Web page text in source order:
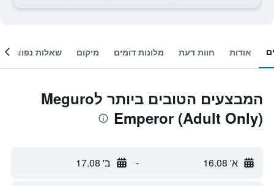
אודות חוות דעת מלונות דומים מיקום שאלות נפוצות
המבצעים הטובים ביותר לMeguro
Emperor (Adult Only)
א' 16.08 - ב' 17.08